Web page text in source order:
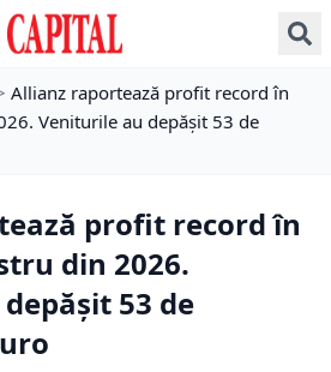
Allianz raportează profit record în
Veniturile au depășit 53 de
profit record în
din 2026.
53 de